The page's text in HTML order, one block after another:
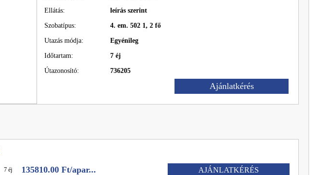
Ellátás:
leírás szerint
Szobatípus: 4. em. 502 1, 2 fő
Utazás módja: Egyénileg
Időtartam: 7 éj
Útazonosító: 736205
Ajánlatkérés
7 éj 135810.00 Ft/apar... AJÁNLATKÉRÉS